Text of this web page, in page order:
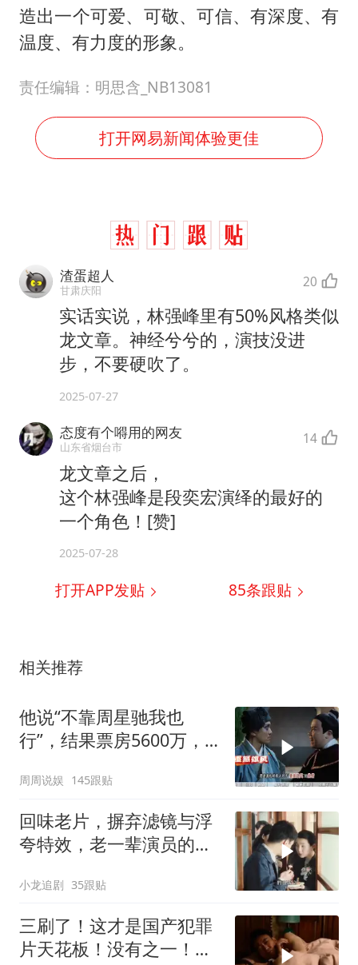
造出一个可爱、可敬、可信、有深度、有
温度、有力度的形象。
责任编辑：明思含_NB13081
打开网易新闻体验更佳
渣蛋超人
甘肃庆阳 20
实话实说，林强峰里有50%风格类似
龙文章。神经兮兮的，演技没进
步，不要硬吹了。
2025-07-27
态度有个嘚用的网友
山东省烟台市 14
龙文章之后，
这个林强峰是段奕宏演绎的最好的
一个角色！[赞]
2025-07-28
打开APP发贴 85条跟贴
相关推荐
他说“不靠周星驰我也
行”，结果票房5600万，
周周说娱 145跟贴
回味老片，摒弃滤镜与浮
夸特效，老一辈演员的表
小龙追剧 35跟贴
三刷了！这才是国产犯罪
片天花板！没有之一！人